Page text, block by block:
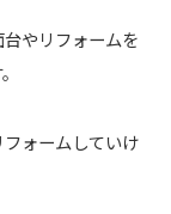
やリフォームを
ォームしていけ